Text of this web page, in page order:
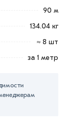
МЕТАЛЛ-РС
заказ и
доставки
90 м
134.04 кг
≈ 8 шт
за 1 метр